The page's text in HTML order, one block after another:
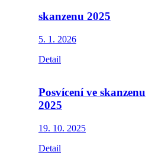
skanzenu 2025
5. 1. 2026
Detail
Posvícení ve skanzenu
2025
19. 10. 2025
Detail